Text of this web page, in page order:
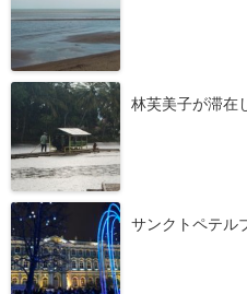
林芙美子が滞在
サンクトペテル